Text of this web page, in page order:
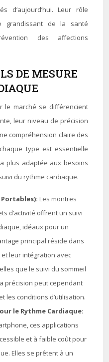
d’aujourd’hui. Leur rôle
grandissant de la santé
des affections
DE MESURE
le marché se différencient
leur niveau de précision
compréhension claire des
type est essentielle
plus adaptée aux besoins
du rythme cardiaque.
Les montres
d’activité offrent un suivi
idéaux pour un
principal réside dans
leur intégration avec
que le suivi du sommeil
précision peut cependant
les conditions d’utilisation.
le Rythme Cardiaque:
ces applications
et à faible coût pour
Elles se prêtent à un